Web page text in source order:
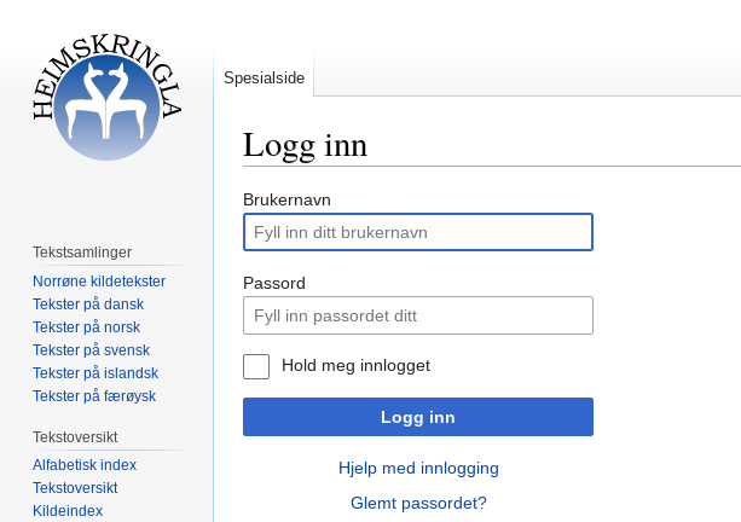
Logg inn
Hopp
navigering
Hopp
søk
Brukernavn
Passord
Hold meg innlogget
Logg inn
Hjelp med innlogging
Glemt passordet?
Spesialside
Tekstsamlinger
Norrøne kildetekster
Tekster på dansk
Tekster på norsk
Tekster på svensk
Tekster på islandsk
Tekster på færøysk
Tekstoversikt
Alfabetisk index
Tekstoversikt
Kildeindex